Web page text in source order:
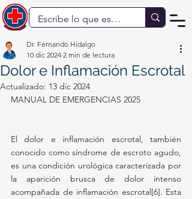
Dolor e Inflamación Escrotal
Dr. Fernando Hidalgo
10 dic 2024 2 min de lectura
Actualizado: 13 dic 2024
MANUAL DE EMERGENCIAS 2025
El dolor e inflamación escrotal, también
conocido como síndrome de escroto agudo,
es una condición urológica caracterizada por
la aparición brusca de dolor intenso
acompañada de inflamación escrotal[6]. Esta